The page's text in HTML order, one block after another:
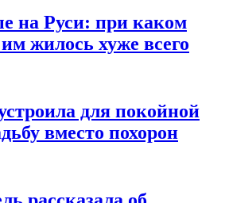
на Руси: при каком
жилось хуже всего
для покойной
вместо похорон